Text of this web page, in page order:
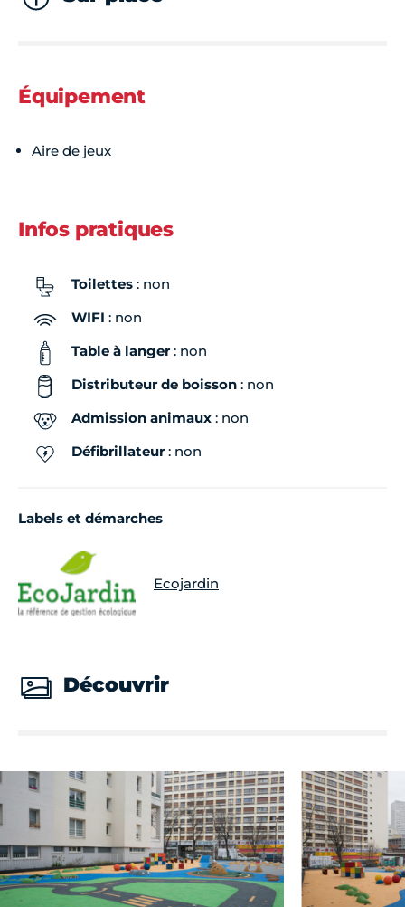
Équipement
Aire de jeux
Infos pratiques
Toilettes : non
WIFI : non
Table à langer: non
Distributeur de boisson : non
Admission animaux : non
Défibrillateur: non
Labels et démarches
Ecojardin
Découvrir